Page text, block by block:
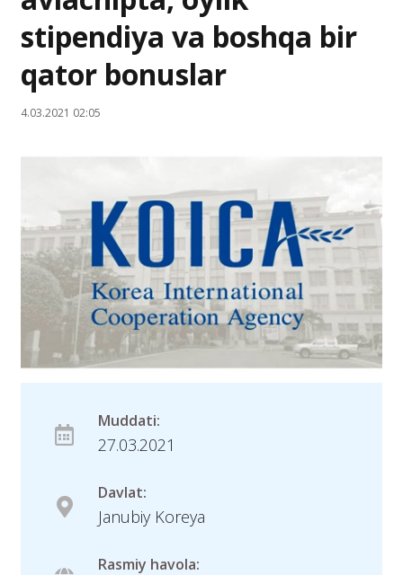
stipendiya va boshqa bir
qator bonuslar
4.03.2021 02:05
Muddati:
27.03.2021
Davlat:
Janubiy Koreya
Rasmiy havola: